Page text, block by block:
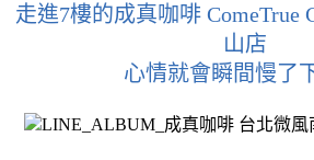
走進7樓的成真咖啡 ComeTrue
山店
心情就會瞬間慢了